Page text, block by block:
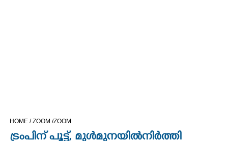
HOME /ZOOM /ZOOM
ട്രംപിന് പൂട്ട്, മുൾമുനയിൽ നിർത്തി